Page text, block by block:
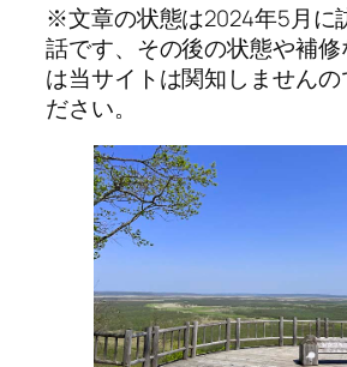
※文章の状態は2024年5月に
話です、その後の状態や補
は当サイトは関知しませんの
ださい。